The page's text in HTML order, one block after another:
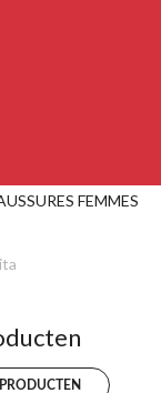
FEMMES